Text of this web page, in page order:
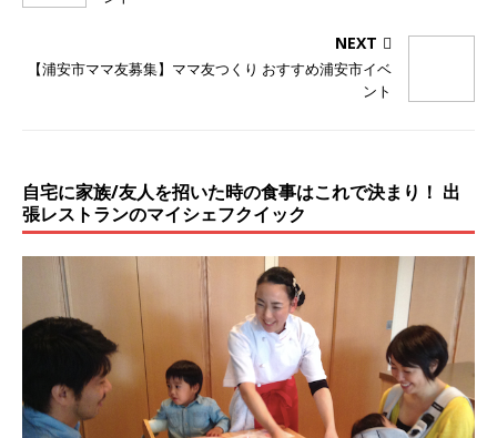
NEXT
【浦安市ママ友募集】ママ友つくり おすすめ浦安市イベ
ント
自宅に家族/友人を招いた時の食事はこれで決まり！ 出
張レストランのマイシェフクイック